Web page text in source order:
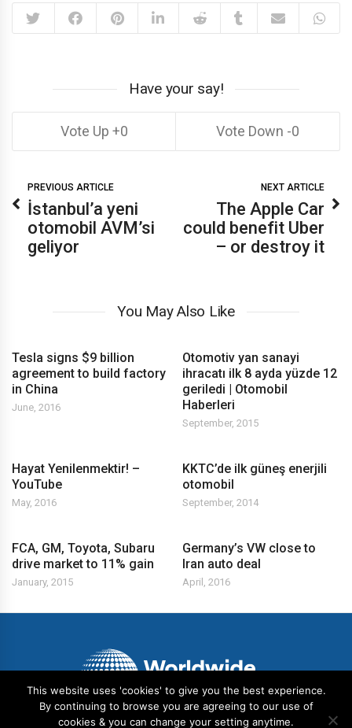
Have your say!
0 0
PREVIOUS ARTICLE
İstanbul’a yeni
otomobil AVM’si
geliyor
NEXT ARTICLE
The Apple Car
could benefit Uber
– or destroy it
You May Also Like
Tesla signs $9 billion
agreement to build factory
in China
June, 2016
Otomotiv yan sanayi
ihracatı ilk 8 ayda yüzde 12
geriledi | Otomobil
Haberleri
September, 2015
Hayat Yenilenmektir! –
YouTube
May, 2016
KKTC’de ilk güneş enerjili
otomobil
September, 2014
FCA, GM, Toyota, Subaru
drive market to 11% gain
January, 2015
Germany’s VW close to
Iran auto deal
April, 2016
This website uses 'cookies' to give you the best experience.
By continuing to browse you are agreeing to our use of
cookies & you can change your setting anytime.